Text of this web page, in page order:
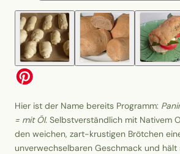
Hier ist der Name bereits Programm:
= mit Öl. Selbstverständlich mit Nativem
den weichen, zart-krustigen Brötchen
unverwechselbaren Geschmack und hält